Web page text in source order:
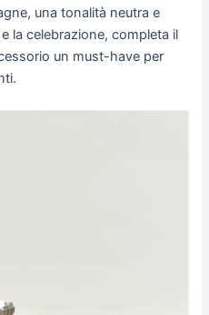
una tonalità neutra e
la celebrazione, completa il
un must-have per